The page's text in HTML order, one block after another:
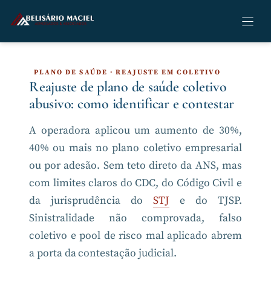
para
o
PLANO DE SAÚDE · REAJUSTE EM COLETIVO
Reajuste de plano de saúde coletivo
abusivo: como identificar e contestar
A operadora aplicou um aumento de 30%,
40% ou mais no plano coletivo empresarial
ou por adesão. Sem teto direto da ANS, mas
com limites claros do CDC, do Código Civil e
da jurisprudência do STJ e do TJSP.
Sinistralidade não comprovada, falso
coletivo e pool de risco mal aplicado abrem
a porta da contestação judicial.